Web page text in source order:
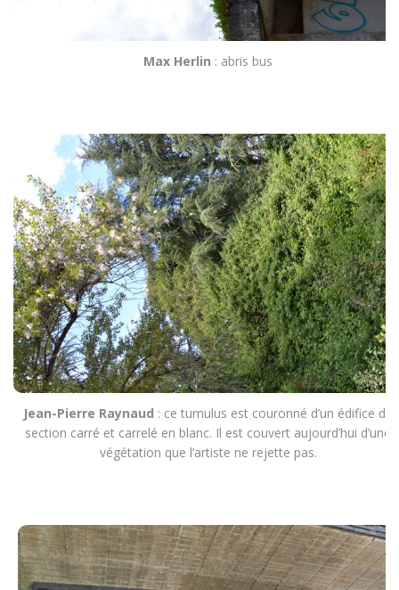
Max Herlin : abris bus
Jean-Pierre Raynaud : ce tumulus est couronné d’un édifice de
section carré et carrelé en blanc. Il est couvert aujourd’hui d’une
végétation que l’artiste ne rejette pas.